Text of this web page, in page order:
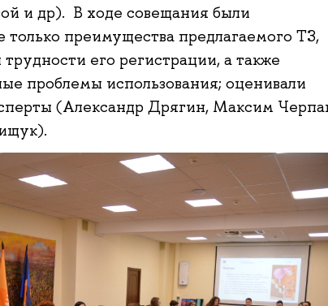
и др). В ходе совещания были
только преимущества предлагаемого ТЗ,
его регистрации, а также
проблемы использования; оценивали
(Александр Дрягин, Максим